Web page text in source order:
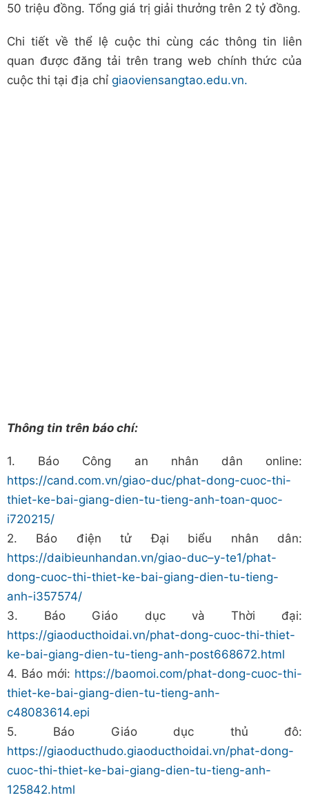
50 triệu đồng. Tổng giá trị giải thưởng trên 2 tỷ đồng.
Chi tiết về thể lệ cuộc thi cùng các thông tin liên
quan được đăng tải trên trang web chính thức của
cuộc thi tại địa chỉ giaoviensangtao.edu.vn.
Thông tin trên báo chí:
1. Báo Công an nhân dân online:
https://cand.com.vn/giao-duc/phat-dong-cuoc-thi-
thiet-ke-bai-giang-dien-tu-tieng-anh-toan-quoc-
i720215/
2. Báo điện tử Đại biểu nhân dân:
https://daibieunhandan.vn/giao-duc–y-te1/phat-
dong-cuoc-thi-thiet-ke-bai-giang-dien-tu-tieng-
anh-i357574/
3. Báo Giáo dục và Thời đại:
https://giaoducthoidai.vn/phat-dong-cuoc-thi-thiet-
ke-bai-giang-dien-tu-tieng-anh-post668672.html
4. Báo mới: https://baomoi.com/phat-dong-cuoc-thi-
thiet-ke-bai-giang-dien-tu-tieng-anh-
c48083614.epi
5. Báo Giáo dục thủ đô:
https://giaoducthudo.giaoducthoidai.vn/phat-dong-
cuoc-thi-thiet-ke-bai-giang-dien-tu-tieng-anh-
125842.html